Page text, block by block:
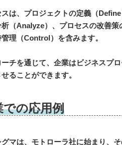
は、プロジェクトの定義（
（Analyze）、プロセスの改善
理（Control）を含みます。
チを通じて、企業はビジネスプ
ることができます。
での応用例
マは、モトローラ社に始まり、